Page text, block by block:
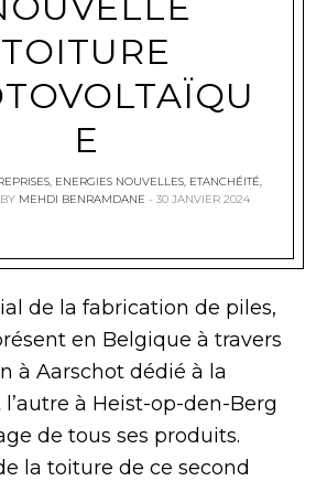
TOITURE
E
, ENERGIES NOUVELLES, ETANCHÉITÉ,
BY MEHDI BENRAMDANE 30 JANVIER 2024
de la fabrication de piles,
en Belgique à travers
à Aarschot dédié à la
à Heist-op-den-Berg
de tous ses produits.
la toiture de ce second